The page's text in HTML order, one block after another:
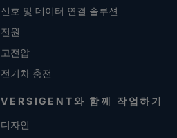
신호 및 데이터 연결 솔루션
전원
고전압
전기차 충전
VERSIGENT와 함께 작업하기
디자인